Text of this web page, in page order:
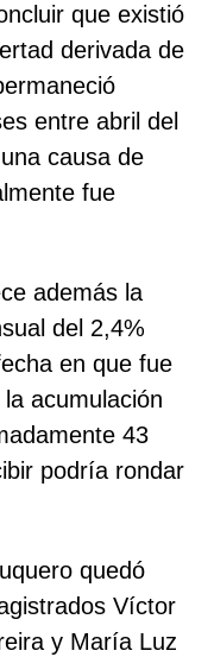
que existió
derivada de
entre abril del
causa de
fue
además la
del 2,4%
en que fue
acumulación
43
podría rondar
quedó
Víctor
y María Luz